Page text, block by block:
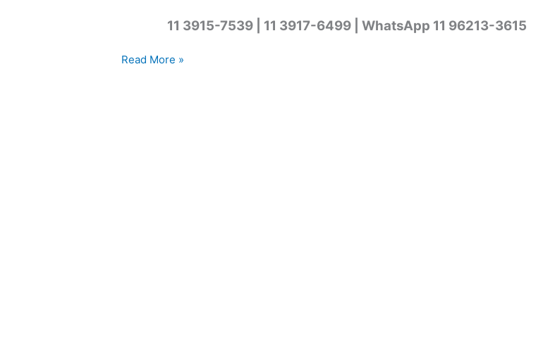
11 3915-7539 | 11 3917-6499 | WhatsApp 11 96213-3615
Assistência
Read More »